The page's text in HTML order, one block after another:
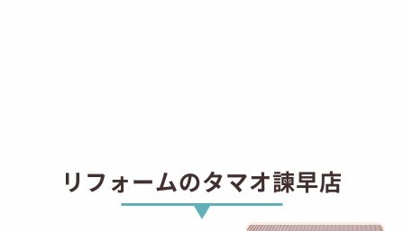
リフォームのタマオ諫早店